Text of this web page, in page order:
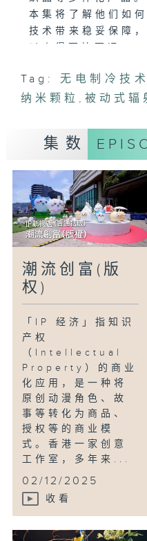
本集将了解他们如
技术带来稳妥保障
Tag: 无电制冷技术
纳米颗粒 ,被动式辐
集数
潮流创富(版
权)
「IP 经济」指知识
产权
（Intellectual
Property）的商业
化应用，是一种将
原创动漫角色、故
事等转化为商品、
授权等的商业模
式。香港一家创意
工作室，多年来...
02/12/2025
收看